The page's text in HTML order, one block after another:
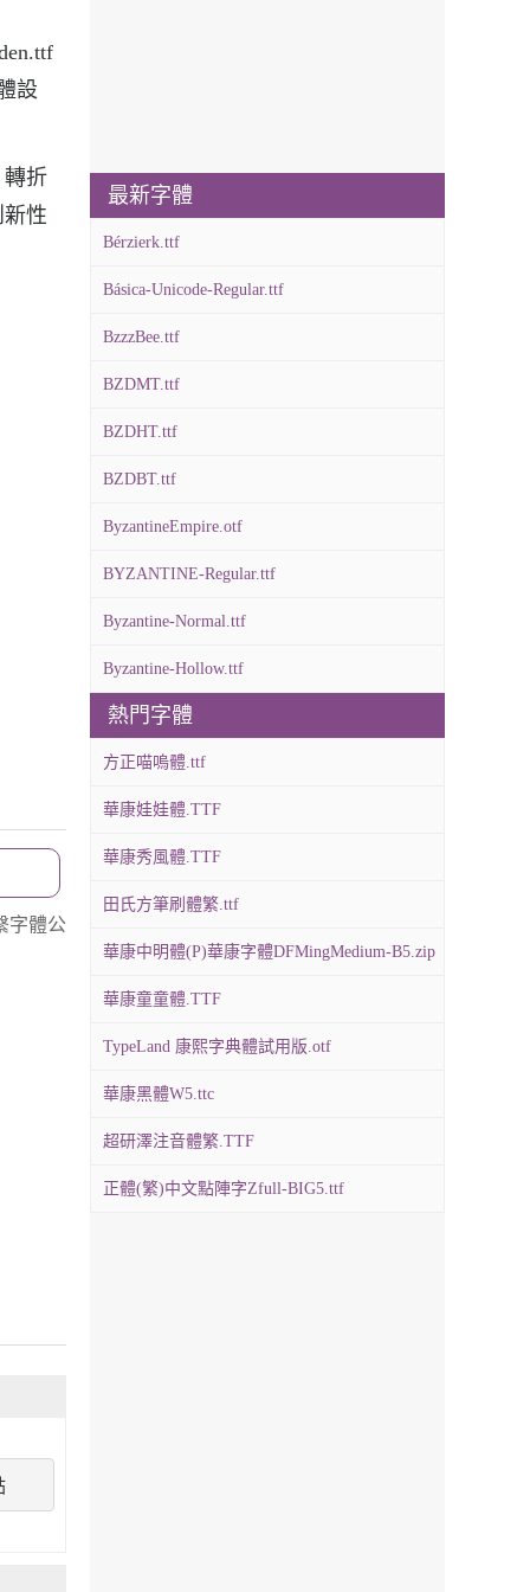
設
轉折
性
字體公
最新字體
Bérzierk.ttf
Básica-Unicode-Regular.ttf
BzzzBee.ttf
BZDMT.ttf
BZDHT.ttf
BZDBT.ttf
ByzantineEmpire.otf
BYZANTINE-Regular.ttf
Byzantine-Normal.ttf
Byzantine-Hollow.ttf
熱門字體
方正喵嗚體.ttf
華康娃娃體.TTF
華康秀風體.TTF
田氏方筆刷體繁.ttf
華康中明體(P)華康字體DFMingMedium-B5.zip
華康童童體.TTF
TypeLand 康熙字典體試用版.otf
華康黑體W5.ttc
超研澤注音體繁.TTF
正體(繁)中文點陣字Zfull-BIG5.ttf